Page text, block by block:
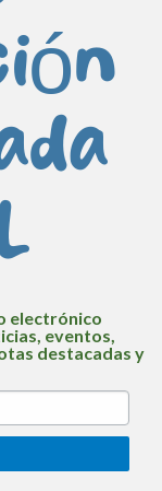
electrónico
eventos,
destacadas y